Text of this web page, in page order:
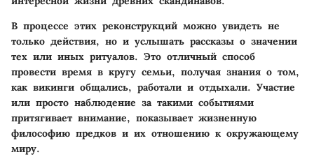
В процессе этих реконструкций можно увидеть не
только действия, но и услышать рассказы о значении
тех или иных ритуалов. Это отличный способ
провести время в кругу семьи, получая знания о том,
как викинги общались, работали и отдыхали. Участие
или просто наблюдение за такими событиями
притягивает внимание, показывает жизненную
философию предков и их отношению к окружающему
миру.